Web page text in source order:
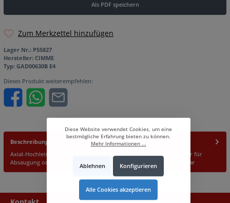
Als PDF speichern
Zum Merkzettel hinzufügen
Lager Nr.: P55827
Hersteller: CIMME
Typ: GAD00630B E4
Dieses Produkt weiterempfehlen:
Beschreibung
Axial-Hochleistungsventilator, Axialventilator CIMMEWandventilator für
Absaugung oder BelüftungTyp: GAD00630B E4Volumenstrom…
Mehr
Diese Website verwendet Cookies, um eine
bestmögliche Erfahrung bieten zu können.
Mehr Informationen ...
Ablehnen Konfigurieren
Alle Cookies akzeptieren